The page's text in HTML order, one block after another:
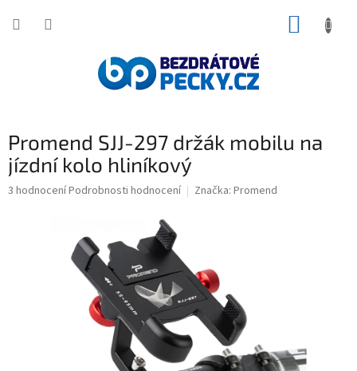
Promend SJJ-297 držák mobilu na
jízdní kolo hliníkový
Průměrné
3 hodnoceníPodrobnosti hodnocení Značka: Promend